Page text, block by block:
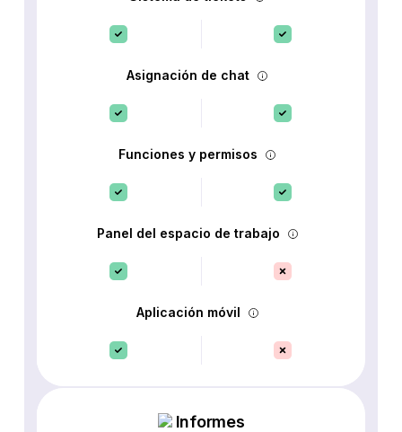
Asignación de chat
Funciones y permisos
Panel del espacio de trabajo
Aplicación móvil
Informes